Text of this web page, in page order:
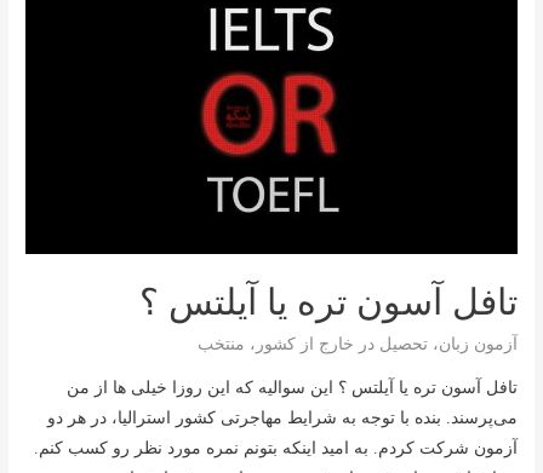
تافل آسون تره یا آیلتس ؟
آزمون زبان،تحصیل در خارج از کشور ، منتخب
تافل آسون تره یا آیلتس ؟ این سوالیه که این روزا خیلی ها از من
می‌پرسند. بنده با توجه به شرایط مهاجرتی کشور استرالیا، در هر دو
آزمون شرکت کردم. به امید اینکه بتونم نمره مورد نظر رو کسب کنم.